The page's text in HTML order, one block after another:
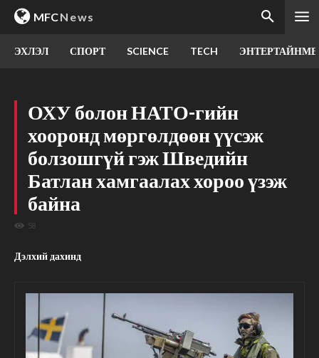
MFCNews
ЭХЛЭЛ СПОРТ SCIENCE TECH
ОХУ болон НАТО-гийн
хооронд мөргөлдөөн үүсэж
болзошгүй гэж Шведийн
Батлан хамгаалах хороо үзэж
байна
58
Дэлхий дахинд